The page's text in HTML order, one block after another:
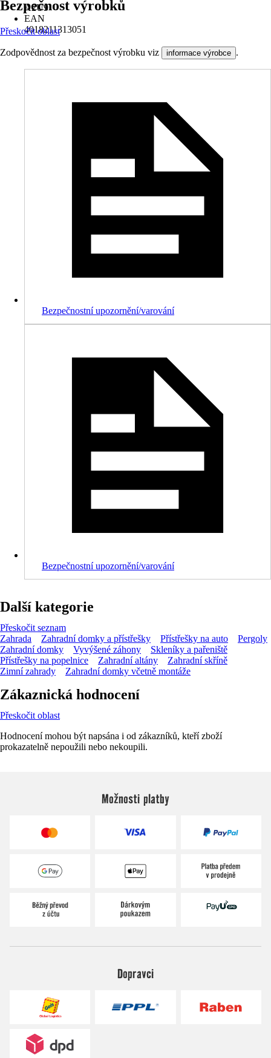
A2U9
EAN
4018211313051
Bezpečnost výrobků
Přeskočit oblast
Zodpovědnost za bezpečnost výrobku viz informace výrobce .
Bezpečnostní upozornění/varování
Bezpečnostní upozornění/varování
Další kategorie
Přeskočit seznam
Zahrada
Zahradní domky a přístřešky Přístřešky na auto
Pergoly
Zahradní domky
Vyvýšené záhony
Skleníky a pařeniště
Přístřešky na popelnice
Zahradní altány
Zahradní skříně
Zimní zahrady
Zahradní domky včetně montáže
Zákaznická hodnocení
Přeskočit oblast
Hodnocení mohou být napsána i od zákazníků, kteří zboží
prokazatelně nepoužili nebo nekoupili.
Možnosti platby
Dopravci